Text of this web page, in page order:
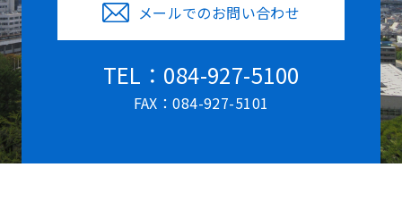
メールでのお問い合わせ
TEL：084-927-5100
FAX：084-927-5101